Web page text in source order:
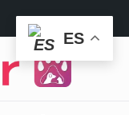
ES